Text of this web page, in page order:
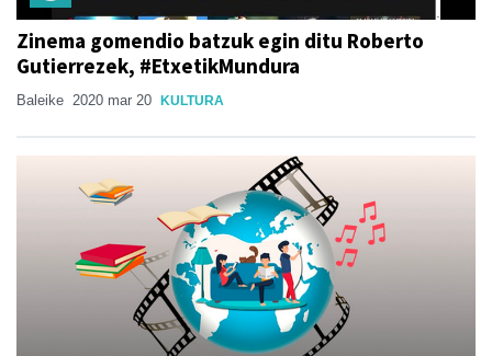
Zinema gomendio batzuk egin ditu Roberto
Gutierrezek, #EtxetikMundura
Baleike 2020 mar 20 KULTURA